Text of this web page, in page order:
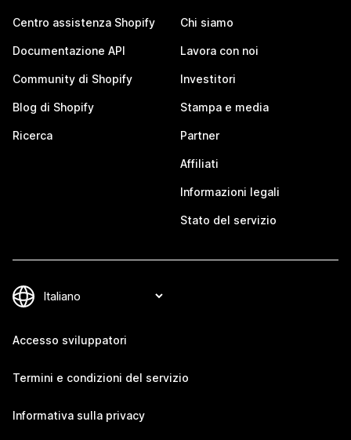
Centro assistenza Shopify
Documentazione API
Community di Shopify
Blog di Shopify
Ricerca
Chi siamo
Lavora con noi
Investitori
Stampa e media
Partner
Affiliati
Informazioni legali
Stato del servizio
Accesso sviluppatori
Termini e condizioni del servizio
Informativa sulla privacy